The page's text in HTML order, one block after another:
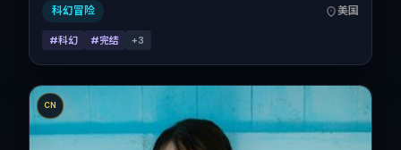
台，春季档公映，片长154分钟。
科幻冒险 美国
#科幻 #完结 +3
CN